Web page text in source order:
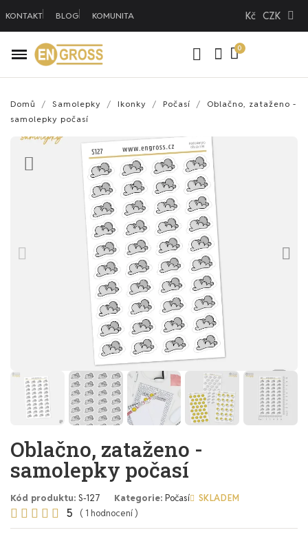
KONTAKT BLOG KOMUNITA Kč CZK
Domů Samolepky Ikonky Počasí
Oblačno, zataženo -
samolepky počasí
Oblačno, zataženo -
samolepky počasí
Kód produktu S-127 Kategorie Počasí SKLADEM
     5 ( 1 hodnocení )